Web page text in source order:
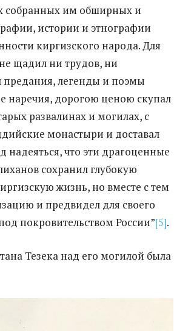
собранных им обширных и
истории и этнографии
киргизского народа. Для
щадил ни трудов, ни
предания, легенды и поэмы
наречия, дорогою ценою скупал
развалинах и могилах, с
монастыри и доставал
что эти драгоценные
сохранил глубокую
жизнь, но вместе с тем
и предвидел для своего
покровительством России”[5].
Тезека над его могилой была